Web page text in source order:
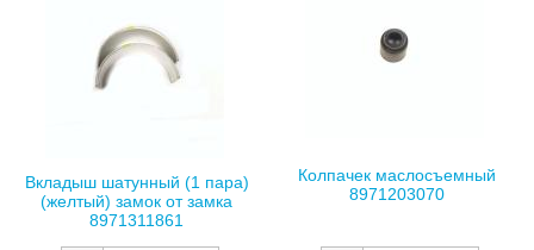
Вкладыш шатунный (1 пара)
(желтый) замок от замка
8971311861
Колпачек маслосъемный
8971203070